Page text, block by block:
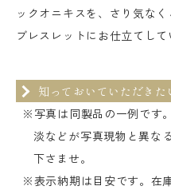
ックオニキスを、さり気な
ブレスレットにお仕立てして
知っておいていただきた
※写真は同製品の一例です
淡などが写真現物と異な
下さませ。
※表示納期は目安です。在